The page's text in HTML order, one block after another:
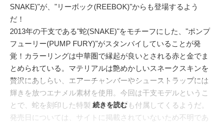
SNAKE)"が、"リーボック(REEBOK)"からも登場するよう
だ！
2013年の干支である"蛇(SNAKE)"をモチーフにした、"ポンプ
フューリー(PUMP FURY)"がスタンバイしていることが発
覚！カラーリングは中華圏で縁起が良いとされる赤と金でま
とめられている。マテリアルは艶めかしいスネークスキンを
贅沢にあしらい、エアーチャンバーやシューストラップには
輝きを放つエナメル素材を使用。今回は干支モデルというこ
とで、蛇を刻印した特製ストラップも付属してくるようだ。
発売日については、サイトに掲載されていないため不明であ
続きを読む